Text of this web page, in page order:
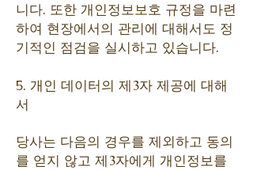
니다. 또한 개인정보보호 규정을 마련
하여 현장에서의 관리에 대해서도 정
기적인 점검을 실시하고 있습니다.
5. 개인 데이터의 제3자 제공에 대해
서
당사는 다음의 경우를 제외하고 동의
를 얻지 않고 제3자에게 개인정보를